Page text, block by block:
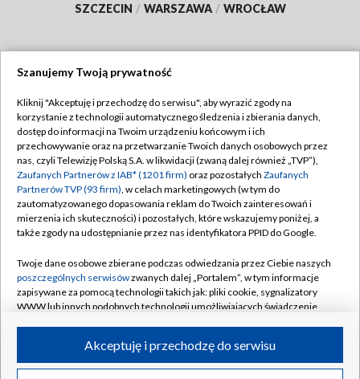
SZCZECIN / WARSZAWA / WROCŁAW
TVP
Abonament TVP
Emisja w TVP
Centrum informacji TVP
Naziemna Telewizja Cyfrowa
Rada Programowa
System NOS
Informacje o nadawcy
Program dla prasy
Regulamin TVP
Polityka prywatności
Moje zgody
Pomoc
Kontakt
Kanały
©2026 Telewizja Polska S.A. w likwidacji
Szanujemy Twoją prywatność
Kliknij "Akceptuję i przechodzę do serwisu", aby wyrazić zgody na
korzystanie z technologii automatycznego śledzenia i zbierania danych,
dostęp do informacji na Twoim urządzeniu końcowym i ich
przechowywanie oraz na przetwarzanie Twoich danych osobowych przez
nas, czyli Telewizję Polską S.A. w likwidacji (zwaną dalej również „TVP”),
Zaufanych Partnerów z IAB* (1201 firm) oraz pozostałych Zaufanych
Partnerów TVP (93 firm), w celach marketingowych (w tym do
zautomatyzowanego dopasowania reklam do Twoich zainteresowań i
mierzenia ich skuteczności) i pozostałych, które wskazujemy poniżej, a
także zgody na udostępnianie przez nas identyfikatora PPID do Google.
Twoje dane osobowe zbierane podczas odwiedzania przez Ciebie naszych
poszczególnych serwisówzwanych dalej „Portalem”, w tym informacje
zapisywane za pomocą technologii takich jak: pliki cookie, sygnalizatory
WWW lub innych podobnych technologii umożliwiających świadczenie
ruchu w Internecie.Akceptuję i przechodzę do serwisu